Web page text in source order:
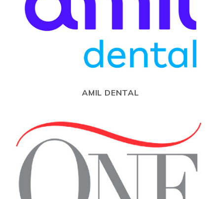
AMIL DENTAL